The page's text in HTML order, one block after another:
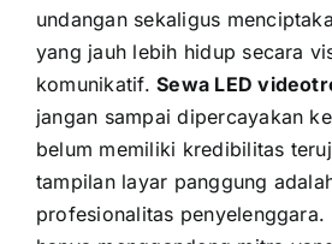
undangan sekaligus
yang jauh lebih hidup secara
komunikatif.Sewa LED
jangan sampai dipercayakan
belum memiliki kredibilitas
tampilan layar panggung
profesionalitas penyelenggara.